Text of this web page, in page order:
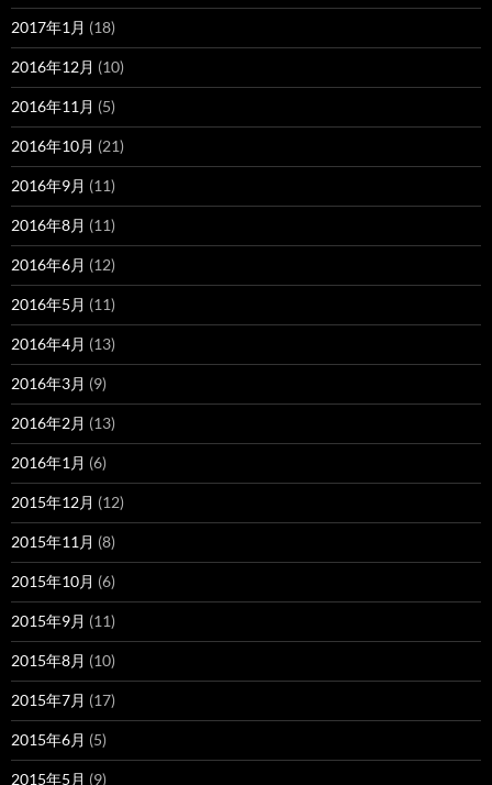
2017年1月 (18)
2016年12月 (10)
2016年11月 (5)
2016年10月 (21)
2016年9月 (11)
2016年8月 (11)
2016年6月 (12)
2016年5月 (11)
2016年4月 (13)
2016年3月 (9)
2016年2月 (13)
2016年1月 (6)
2015年12月 (12)
2015年11月 (8)
2015年10月 (6)
2015年9月 (11)
2015年8月 (10)
2015年7月 (17)
2015年6月 (5)
2015年5月 (9)